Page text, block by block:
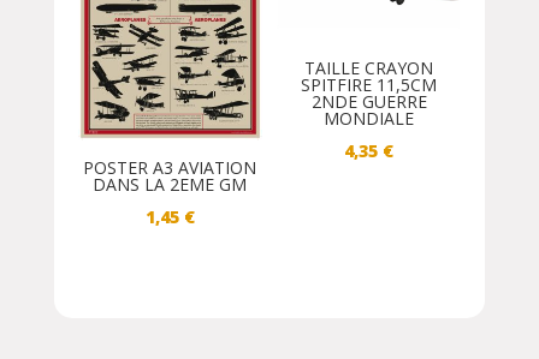
POSTER A3 AVIATION
DANS LA 2EME GM
1,45 €
TAILLE CRAYON
SPITFIRE 11,5CM
2NDE GUERRE
MONDIALE
4,35 €